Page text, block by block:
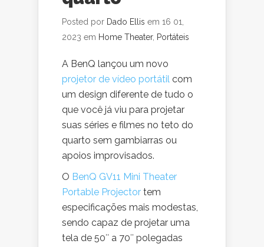
Posted por Dado Ellis em 16 01,
2023 em Home Theater, Portáteis
A BenQ lançou um novo
projetor de vídeo portátil com
um design diferente de tudo o
que você já viu para projetar
suas séries e filmes no teto do
quarto sem gambiarras ou
apoios improvisados.
O BenQ GV11 Mini Theater
Portable Projector tem
especificações mais modestas,
sendo capaz de projetar uma
tela de 50″ a 70″ polegadas